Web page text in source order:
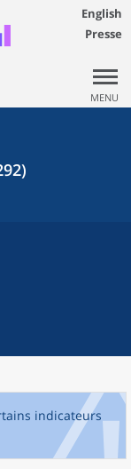
English
Presse
MENU
indicateurs